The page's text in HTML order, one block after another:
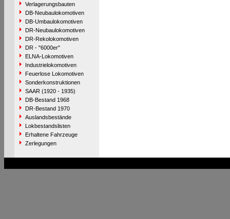
Verlagerungsbauten
DB-Neubaulokomotiven
DB-Umbaulokomotiven
DR-Neubaulokomotiven
DR-Rekolokomotiven
DR - "6000er"
ELNA-Lokomotiven
Industrielokomotiven
Feuerlose Lokomotiven
Sonderkonstruktionen
SAAR (1920 - 1935)
DB-Bestand 1968
DR-Bestand 1970
Auslandsbestände
Lokbestandslisten
Erhaltene Fahrzeuge
Zerlegungen